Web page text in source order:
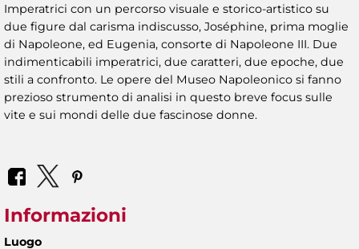
Imperatrici con un percorso visuale e storico-artistico su
due figure dal carisma indiscusso, Joséphine, prima moglie
di Napoleone, ed Eugenia, consorte di Napoleone III. Due
indimenticabili imperatrici, due caratteri, due epoche, due
stili a confronto. Le opere del Museo Napoleonico si fanno
prezioso strumento di analisi in questo breve focus sulle
vite e sui mondi delle due fascinose donne.
Informazioni
Luogo